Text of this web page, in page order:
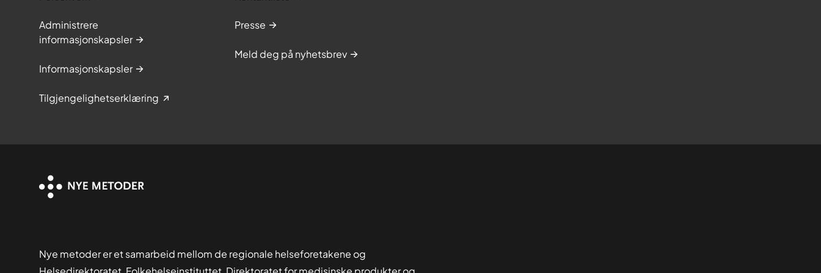
Administrere
informasjonskapsler
Informasjonskapsler
Tilgjengelighetserklæring
Presse
Meld deg på nyhetsbrev
Nye metoder er et samarbeid mellom de regionale helseforetakene og